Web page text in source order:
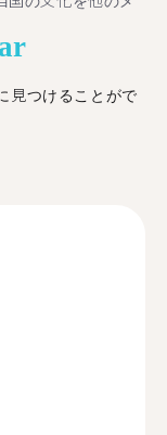
見つけることがで